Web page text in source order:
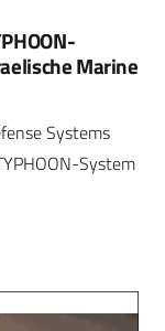
Marine
Systems
System